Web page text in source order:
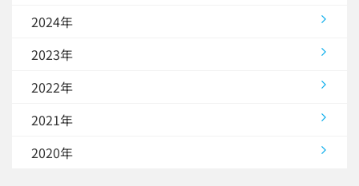
2024年
2023年
2022年
2021年
2020年